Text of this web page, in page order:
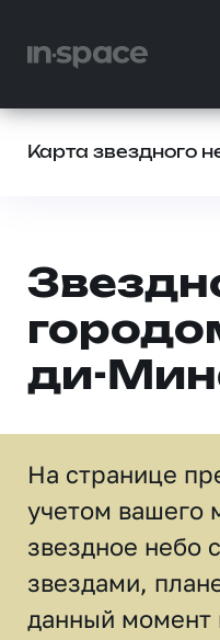
Карта звездного
ди-
На странице
учетом вашего
звездное небо
звездами,
данный